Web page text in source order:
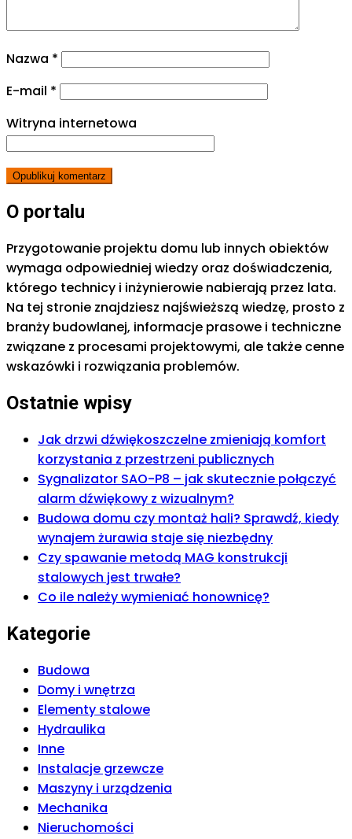
Nazwa *
E-mail *
Witryna internetowa
O portalu
Przygotowanie projektu domu lub innych obiektów
wymaga odpowiedniej wiedzy oraz doświadczenia,
którego technicy i inżynierowie nabierają przez lata.
Na tej stronie znajdziesz najświeższą wiedzę, prosto z
branży budowlanej, informacje prasowe i techniczne
związane z procesami projektowymi, ale także cenne
wskazówki i rozwiązania problemów.
Ostatnie wpisy
Jak drzwi dźwiękoszczelne zmieniają komfort
korzystania z przestrzeni publicznych
Sygnalizator SAO-P8 – jak skutecznie połączyć
alarm dźwiękowy z wizualnym?
Budowa domu czy montaż hali? Sprawdź, kiedy
wynajem żurawia staje się niezbędny
Czy spawanie metodą MAG konstrukcji
stalowych jest trwałe?
Co ile należy wymieniać honownicę?
Kategorie
Budowa
Domy i wnętrza
Elementy stalowe
Hydraulika
Inne
Instalacje grzewcze
Maszyny i urządzenia
Mechanika
Nieruchomości